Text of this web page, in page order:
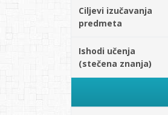
Ciljevi izučavanja
predmeta
Ishodi učenja
(stečena znanja)